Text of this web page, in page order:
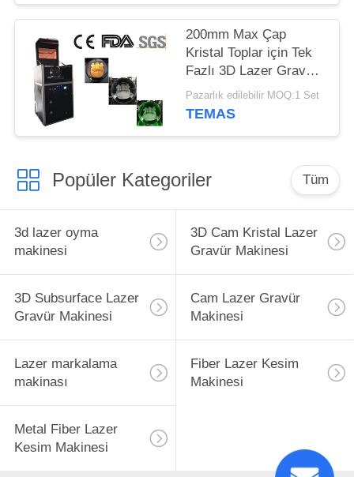
200mm Max Çap
Kristal Toplar için Tek
Fazlı 3D Lazer Gravür
Makinesi
Pazarlık edilebilir MOQ:1 Set
TEMAS
Popüler Kategoriler Tüm
3d lazer oyma
makinesi
3D Cam Kristal Lazer
Gravür Makinesi
3D Subsurface Lazer
Gravür Makinesi
Cam Lazer Gravür
Makinesi
Lazer markalama
makinası
Fiber Lazer Kesim
Makinesi
Metal Fiber Lazer
Kesim Makinesi